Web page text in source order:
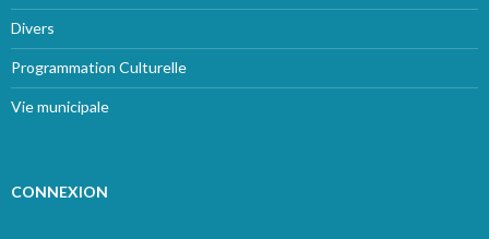
Divers
Programmation Culturelle
Vie municipale
CONNEXION